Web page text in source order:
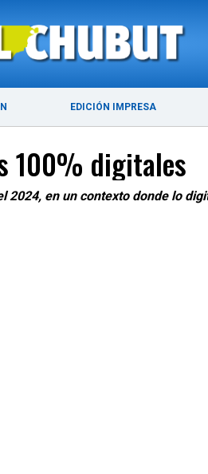
EDICIÓN IMPRESA
ÚLTIMAS NOTICIAS
100% digitales
en un contexto donde lo